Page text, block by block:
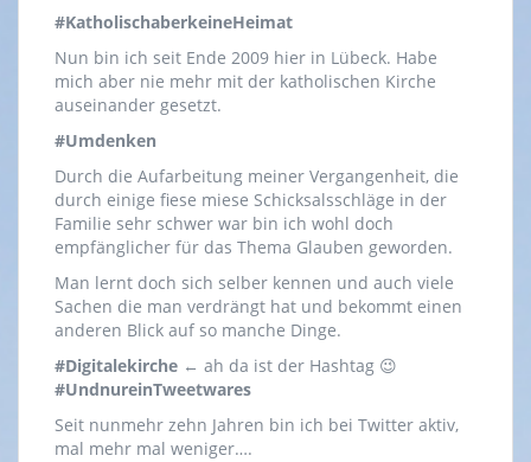
#KatholischaberkeineHeimat
Nun bin ich seit Ende 2009 hier in Lübeck. Habe
mich aber nie mehr mit der katholischen Kirche
auseinander gesetzt.
#Umdenken
Durch die Aufarbeitung meiner Vergangenheit, die
durch einige fiese miese Schicksalsschläge in der
Familie sehr schwer war bin ich wohl doch
empfänglicher für das Thema Glauben geworden.
Man lernt doch sich selber kennen und auch viele
Sachen die man verdrängt hat und bekommt einen
anderen Blick auf so manche Dinge.
#Digitalekirche ← ah da ist der Hashtag 😉
#UndnureinTweetwares
Seit nunmehr zehn Jahren bin ich bei Twitter aktiv,
mal mehr mal weniger….